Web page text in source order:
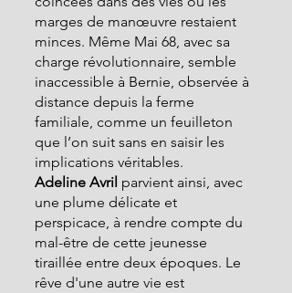
marges de manœuvre restaient
minces. Même Mai 68, avec sa
charge révolutionnaire, semble
inaccessible à Bernie, observée à
distance depuis la ferme
familiale, comme un feuilleton
que l’on suit sans en saisir les
implications véritables.
Adeline Avril parvient ainsi, avec
une plume délicate et
perspicace, à rendre compte du
mal-être de cette jeunesse
tiraillée entre deux époques. Le
rêve d'une autre vie est